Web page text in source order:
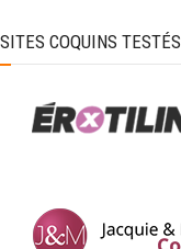
COQUINS TESTÉS